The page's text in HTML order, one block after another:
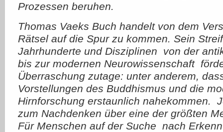
Prozessen beruhen.
Thomas Vaeks Buch handelt von dem
Rätsel auf die Spur zu kommen. Sein
Jahrhunderte und Disziplinen  von der
bis zur modernen Neurowissenschaft 
Überraschung zutage: unter anderem,
Vorstellungen des Buddhismus und die
Hirnforschung erstaunlich nahekommen. 
zum Nachdenken über eine der größten
Für Menschen auf der Suche  nach